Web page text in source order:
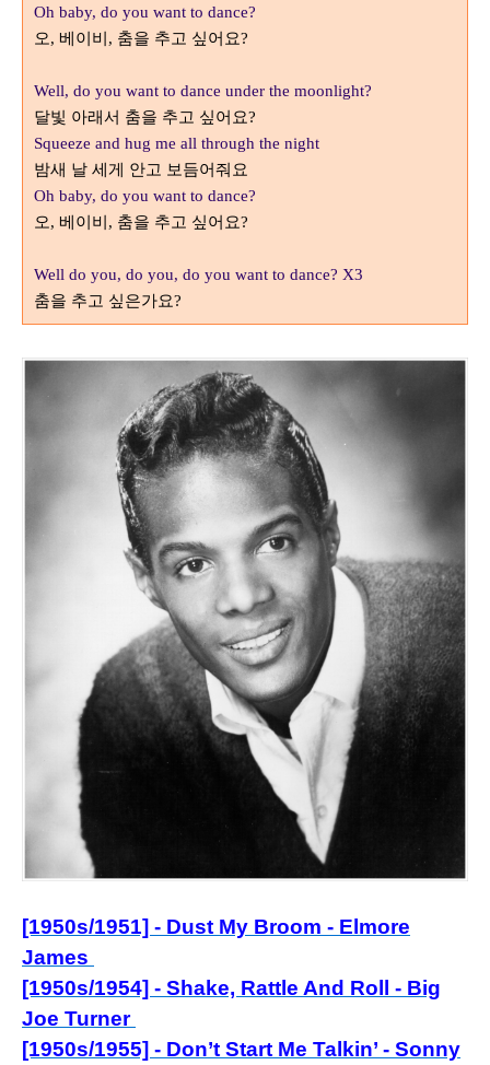
Oh baby, do you want to dance?
오, 베이비, 춤을 추고 싶어요?
Well, do you want to dance under the moonlight?
달빛 아래서 춤을 추고 싶어요?
Squeeze and hug me all through the night
밤새 날 세게 안고 보듬어줘요
Oh baby, do you want to dance?
오, 베이비, 춤을 추고 싶어요?
Well do you, do you, do you want to dance? X3
춤을 추고 싶은가요?
[1950s/1951] - Dust My Broom - Elmore
James
[1950s/1954] - Shake, Rattle And Roll - Big
Joe Turner
[1950s/1955] - Don’t Start Me Talkin’ - Sonny